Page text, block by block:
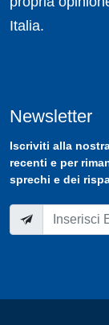
Italia.
Newsletter
Iscriviti alla
recenti e per
sprechi e dei